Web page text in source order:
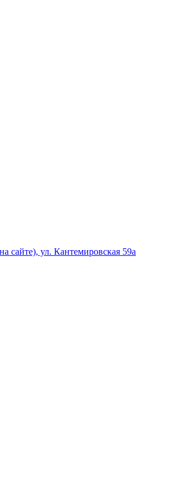
сайте), ул. Кантемировская 59а